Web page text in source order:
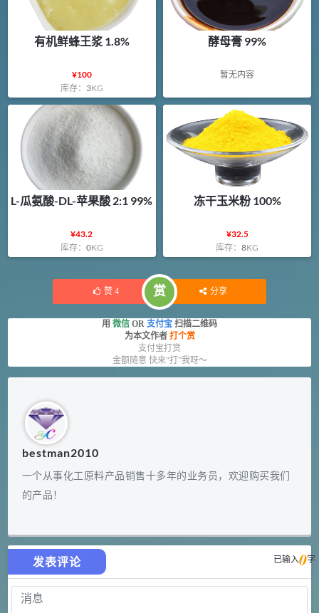
有机鲜蜂王浆 1.8%
¥100
库存： 3KG
酵母膏 99%
暂无内容
L-瓜氨酸-DL-苹果酸 2:1 99%
¥43.2
库存： 0KG
冻干玉米粉 100%
¥32.5
库存：8KG
赞 4 赏 分享
用 微信 OR 支付宝 扫描二维码
为本文作者 打个赏
支付宝打赏
金额随意 快来“打”我呀～
bestman2010
一个从事化工原料产品销售十多年的业务员，欢迎购买我们
的产品！
发表评论 已输入0字